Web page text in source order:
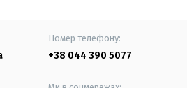
Номер телефону:
+38 044 390 5077